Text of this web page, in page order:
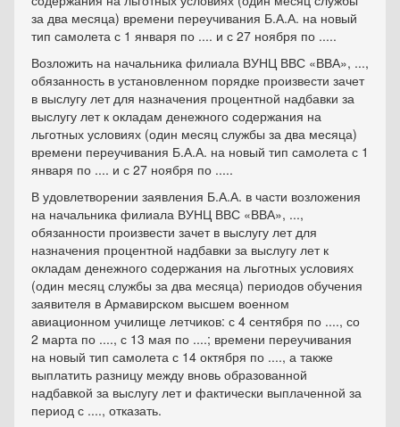
за два месяца) времени переучивания Б.А.А. на новый
тип самолета с 1 января по .... и с 27 ноября по .....
Возложить на начальника филиала ВУНЦ ВВС «ВВА», ...,
обязанность в установленном порядке произвести зачет
в выслугу лет для назначения процентной надбавки за
выслугу лет к окладам денежного содержания на
льготных условиях (один месяц службы за два месяца)
времени переучивания Б.А.А. на новый тип самолета с 1
января по .... и с 27 ноября по .....
В удовлетворении заявления Б.А.А. в части возложения
на начальника филиала ВУНЦ ВВС «ВВА», ...,
обязанности произвести зачет в выслугу лет для
назначения процентной надбавки за выслугу лет к
окладам денежного содержания на льготных условиях
(один месяц службы за два месяца) периодов обучения
заявителя в Армавирском высшем военном
авиационном училище летчиков: с 4 сентября по ...., со
2 марта по ...., с 13 мая по ....; времени переучивания
на новый тип самолета с 14 октября по ...., а также
выплатить разницу между вновь образованной
надбавкой за выслугу лет и фактически выплаченной за
период с ...., отказать.